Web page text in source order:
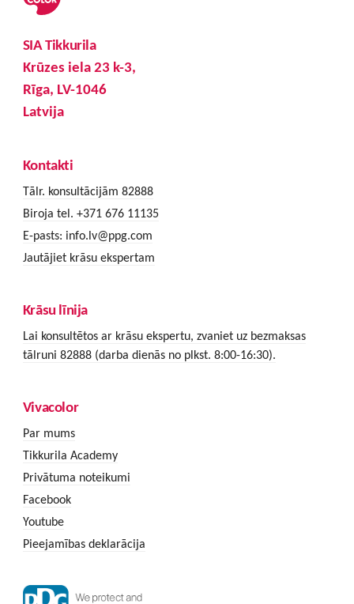
SIA Tikkurila
Krūzes iela 23 k-3,
Rīga, LV-1046
Latvija
Kontakti
Tālr. konsultācijām 82888
Biroja tel. +371 676 11135
E-pasts: info.lv@ppg.com
Jautājiet krāsu ekspertam
Krāsu līnija
Lai konsultētos ar krāsu ekspertu, zvaniet uz bezmaksas
tālruni 82888 (darba dienās no plkst. 8:00-16:30).
Vivacolor
Par mums
Tikkurila Academy
Privātuma noteikumi
Facebook
Youtube
Pieejamības deklarācija